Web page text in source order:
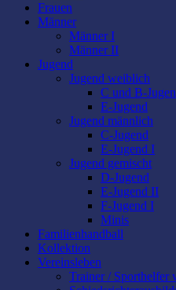
Frauen
Männer
Männer I
Männer II
Jugend
Jugend weiblich
C und B-
E-Jugend
Jugend männlich
C-Jugend
E-Jugend I
Jugend gemischt
D-Jugend
E-Jugend II
F-Jugend I
Minis
Familienhandball
Kollektion
Vereinsleben
Trainer / Sporthelfer